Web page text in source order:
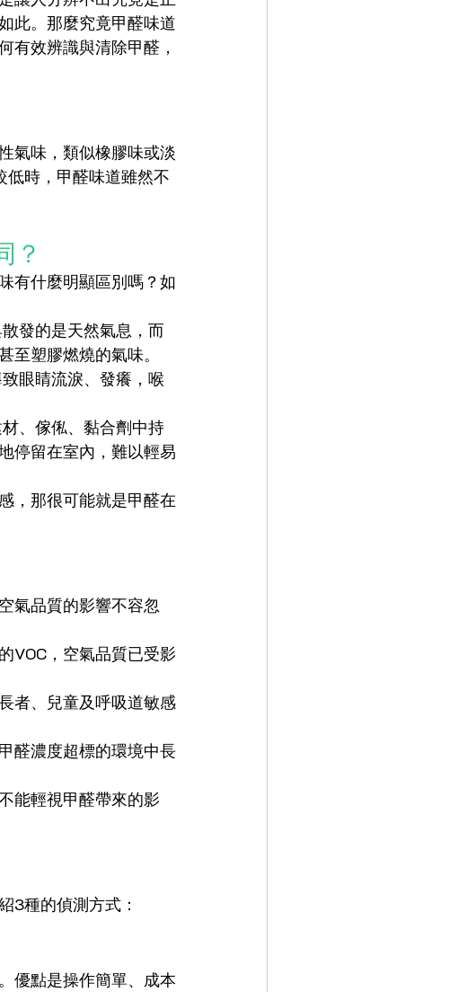
此。那麼究竟甲醛味道
有效辨識與清除甲醛，
氣味，類似橡膠味或淡
低時，甲醛味道雖然不
？
有什麼明顯區別嗎？如
發的是天然氣息，而
塑膠燃燒的氣味。
眼睛流淚、發癢，喉
、傢俬、黏合劑中持
停留在室內，難以輕易
，那很可能就是甲醛在
氣品質的影響不容忽
VOC，空氣品質已受影
者、兒童及呼吸道敏感
醛濃度超標的環境中長
能輕視甲醛帶來的影
3種的偵測方式：
優點是操作簡單、成本